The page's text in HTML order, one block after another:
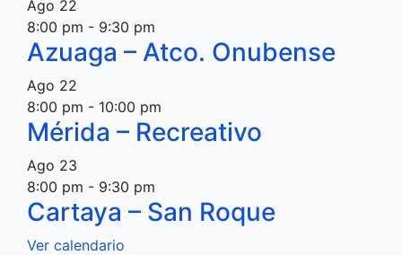
Ago 22
8:00 pm - 9:30 pm
Azuaga – Atco. Onubense
Ago 22
8:00 pm - 10:00 pm
Mérida – Recreativo
Ago 23
8:00 pm - 9:30 pm
Cartaya – San Roque
Ver calendario